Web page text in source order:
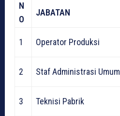
N
O
JABATAN
1 Operator Produksi
2 Staf Administrasi Umum
3 Teknisi Pabrik